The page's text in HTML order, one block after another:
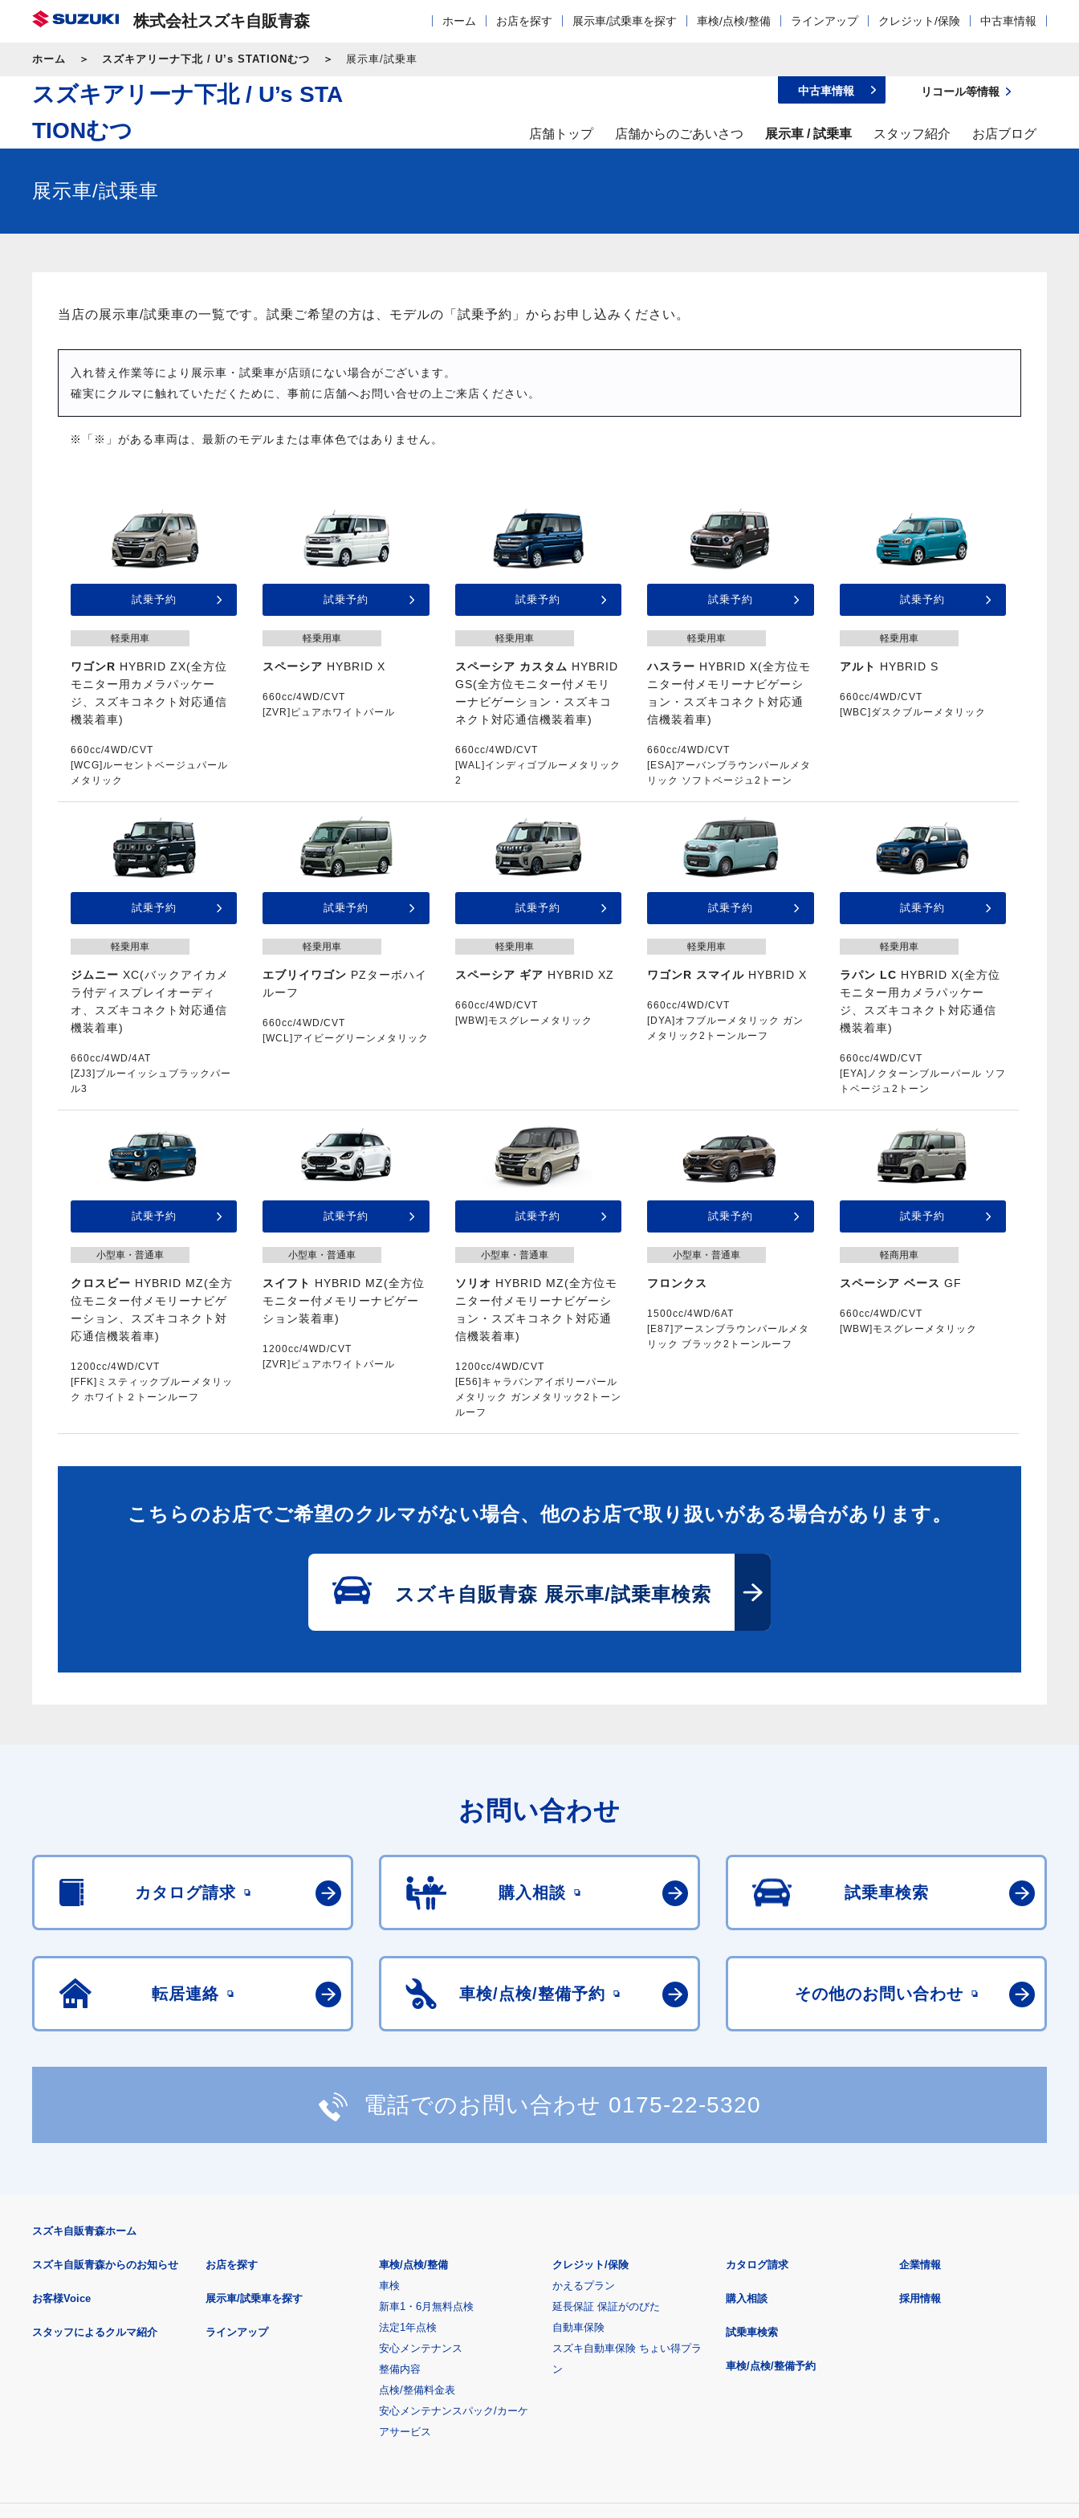
株式会社スズキ自販青森 ホーム お店を探す 展示車/試乗車を探す 車検/点検/整備 ラインアップ クレジット/保険 中古車情報
ホーム スズキアリーナ下北 / U’s STATIONむつ 展示車/試乗車
スズキアリーナ下北 / U’s STA
TIONむつ
店舗トップ 店舗からのごあいさつ 展示車 / 試乗車 スタッフ紹介 お店ブログ
中古車情報 リコール等情報
展示車/試乗車
当店の展示車/試乗車の一覧です。試乗ご希望の方は、モデルの「試乗予約」からお申し込みください。
入れ替え作業等により展示車・試乗車が店頭にない場合がございます。
確実にクルマに触れていただくために、事前に店舗へお問い合せの上ご来店ください。
※「※」がある車両は、最新のモデルまたは車体色ではありません。
試乗予約
軽乗用車
ワゴンR HYBRID ZX(全方位
モニター用カメラパッケー
ジ、スズキコネクト対応通信
機装着車)
660cc/4WD/CVT
[WCG]ルーセントベージュパール
メタリック
試乗予約
軽乗用車
スペーシア HYBRID X
660cc/4WD/CVT
[ZVR]ピュアホワイトパール
試乗予約
軽乗用車
スペーシア カスタム HYBRID
GS(全方位モニター付メモリ
ーナビゲーション・スズキコ
ネクト対応通信機装着車)
660cc/4WD/CVT
[WAL]インディゴブルーメタリック
2
試乗予約
軽乗用車
ハスラー HYBRID X(全方位モ
ニター付メモリーナビゲーシ
ョン・スズキコネクト対応通
信機装着車)
660cc/4WD/CVT
[ESA]アーバンブラウンパールメタ
リック ソフトベージュ2トーン
試乗予約
軽乗用車
アルト HYBRID S
660cc/4WD/CVT
[WBC]ダスクブルーメタリック
試乗予約
軽乗用車
ジムニー XC(バックアイカメ
ラ付ディスプレイオーディ
オ、スズキコネクト対応通信
機装着車)
660cc/4WD/4AT
[ZJ3]ブルーイッシュブラックパー
ル3
試乗予約
軽乗用車
エブリイワゴン PZターボハイ
ルーフ
660cc/4WD/CVT
[WCL]アイビーグリーンメタリック
試乗予約
軽乗用車
スペーシア ギア HYBRID XZ
660cc/4WD/CVT
[WBW]モスグレーメタリック
試乗予約
軽乗用車
ワゴンR スマイル HYBRID X
660cc/4WD/CVT
[DYA]オフブルーメタリック ガン
メタリック2トーンルーフ
試乗予約
軽乗用車
ラパン LC HYBRID X(全方位
モニター用カメラパッケー
ジ、スズキコネクト対応通信
機装着車)
660cc/4WD/CVT
[EYA]ノクターンブルーパール ソフ
トベージュ2トーン
試乗予約
小型車・普通車
クロスビー HYBRID MZ(全方
位モニター付メモリーナビゲ
ーション、スズキコネクト対
応通信機装着車)
1200cc/4WD/CVT
[FFK]ミスティックブルーメタリッ
ク ホワイト２トーンルーフ
試乗予約
小型車・普通車
スイフト HYBRID MZ(全方位
モニター付メモリーナビゲー
ション装着車)
1200cc/4WD/CVT
[ZVR]ピュアホワイトパール
試乗予約
小型車・普通車
ソリオ HYBRID MZ(全方位モ
ニター付メモリーナビゲーシ
ョン・スズキコネクト対応通
信機装着車)
1200cc/4WD/CVT
[E56]キャラバンアイボリーパール
メタリック ガンメタリック2トーン
ルーフ
試乗予約
小型車・普通車
フロンクス
1500cc/4WD/6AT
[E87]アースンブラウンパールメタ
リック ブラック2トーンルーフ
試乗予約
軽商用車
スペーシア ベース GF
660cc/4WD/CVT
[WBW]モスグレーメタリック
こちらのお店でご希望のクルマがない場合、他のお店で取り扱いがある場合があります。
スズキ自販青森 展示車/試乗車検索
お問い合わせ
カタログ請求 購入相談 試乗車検索
転居連絡 車検/点検/整備予約 その他のお問い合わせ
電話でのお問い合わせ 0175-22-5320
スズキ自販青森ホーム
スズキ自販青森からのお知らせ
お客様Voice
スタッフによるクルマ紹介
お店を探す
展示車/試乗車を探す
ラインアップ
車検/点検/整備
車検
新車1・6月無料点検
法定1年点検
安心メンテナンス
整備内容
点検/整備料金表
安心メンテナンスパック/カーケ
アサービス
クレジット/保険
かえるプラン
延長保証 保証がのびた
自動車保険
スズキ自動車保険 ちょい得プラ
ン
カタログ請求
購入相談
試乗車検索
車検/点検/整備予約
企業情報
採用情報